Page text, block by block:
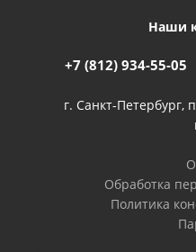
Наши
+7 (812) 934-55-05
г. Санкт-Петербург,
Обработка
Политика